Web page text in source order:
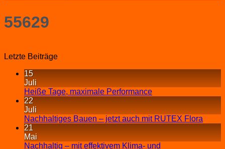
55629
Letzte Beiträge
15
Juli
Heiße Tage, maximale Performance
22
Juli
Nachhaltiges Bauen – jetzt auch mit RUTEX Flora
21
Mai
Nachhaltig – mit effektivem Klima- und